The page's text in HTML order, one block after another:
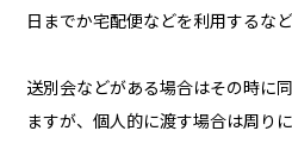
日までか宅配便などを利用するな
送別会などがある場合はその時に
ますが、個人的に渡す場合は周り